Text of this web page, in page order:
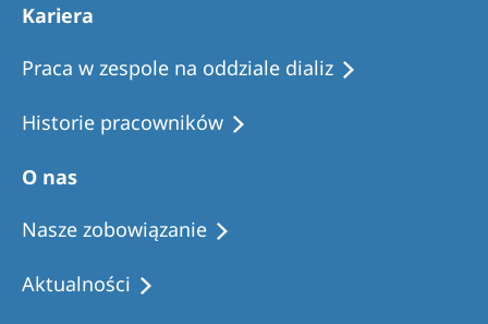
Kariera
Praca w zespole na oddziale dializ
Historie pracowników
O nas
Nasze zobowiązanie
Aktualności